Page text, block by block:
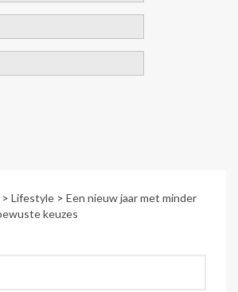
> Lifestyle > Een nieuw jaar met minder
keuzes